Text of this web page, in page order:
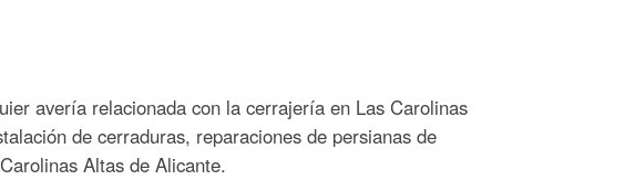
avería relacionada con la cerrajería en Las Carolinas
de cerraduras, reparaciones de persianas de
Altas de Alicante.